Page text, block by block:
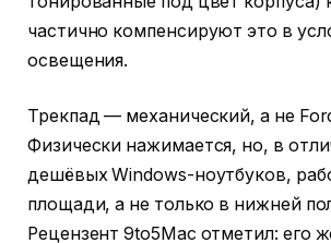
частично компенсируют это в
освещения.
Трекпад — механический, а не
Физически нажимается, но, в
дешёвых Windows-ноутбуков,
площади, а не только в нижней
Рецензент 9to5Mac отметил: его